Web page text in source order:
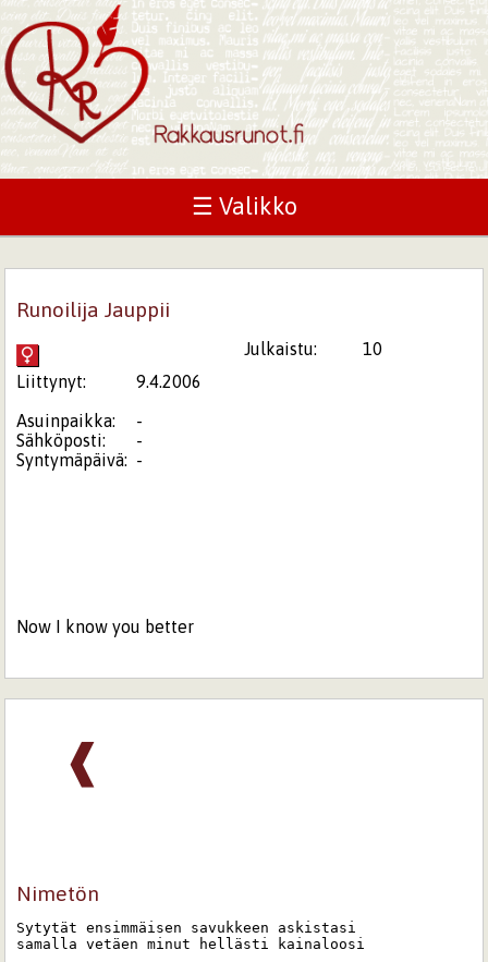
☰ Valikko
Runoilija Jauppii
Julkaistu:
10
Liittynyt:
9.4.2006
Asuinpaikka:
-
Sähköposti:
-
Syntymäpäivä: -
Now I know you better
❰
Nimetön
Sytytät ensimmäisen savukkeen askistasi
samalla vetäen minut hellästi kainaloosi